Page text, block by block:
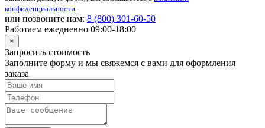
конфиденциальности.
или позвоните нам: 8 (800) 301-60-50
Работаем ежедневно 09:00-18:00
×
Запросить стоимость
Заполните форму и мы свяжемся с вами для оформления
заказа